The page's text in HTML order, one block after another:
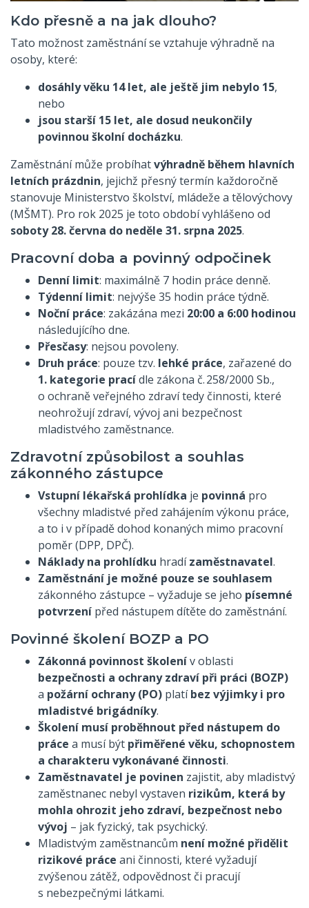
Kdo přesně a na jak dlouho?
Tato možnost zaměstnání se vztahuje výhradně na
osoby, které:
dosáhly věku 14 let, ale ještě jim nebylo 15,
nebo
jsou starší 15 let, ale dosud neukončily
povinnou školní docházku.
Zaměstnání může probíhatvýhradně během hlavních
letních prázdnin, jejichž přesný termín každoročně
stanovuje Ministerstvo školství, mládeže a tělovýchovy
(MŠMT). Pro rok 2025 je toto období vyhlášeno od
soboty 28. června do neděle 31. srpna 2025.
Pracovní doba a povinný odpočinek
Denní limit: maximálně 7 hodin práce denně.
Týdenní limit: nejvýše 35 hodin práce týdně.
Noční práce: zakázána mezi 20:00 a 6:00 hodinou
následujícího dne.
Přesčasy: nejsou povoleny.
Druh práce: pouze tzv. lehké práce, zařazené do
1. kategorie pracídle zákona č. 258/2000 Sb.,
o ochraně veřejného zdraví tedy činnosti, které
neohrožují zdraví, vývoj ani bezpečnost
mladistvého zaměstnance.
Zdravotní způsobilost a souhlas
zákonného zástupce
Vstupní lékařská prohlídka je povinná pro
všechny mladistvé před zahájením výkonu práce,
a to i v případě dohod konaných mimo pracovní
poměr (DPP, DPČ).
Náklady na prohlídku hradízaměstnavatel.
Zaměstnání je možné pouze se souhlasem
zákonného zástupce – vyžaduje se jeho písemné
potvrzení před nástupem dítěte do zaměstnání.
Povinné školení BOZP a PO
Zákonná povinnost školenív oblasti
bezpečnosti a ochrany zdraví při práci (BOZP)
a požární ochrany (PO) platíbez výjimky i pro
mladistvé brigádníky.
Školení musí proběhnout před nástupem do
práce a musí být přiměřené věku, schopnostem
a charakteru vykonávané činnosti.
Zaměstnavatel je povinen zajistit, aby mladistvý
zaměstnanec nebyl vystaven rizikům, která by
mohla ohrozit jeho zdraví, bezpečnost nebo
vývoj – jak fyzický, tak psychický.
Mladistvým zaměstnancům není možné přidělit
rizikové práce ani činnosti, které vyžadují
zvýšenou zátěž, odpovědnost či pracují
s nebezpečnými látkami.